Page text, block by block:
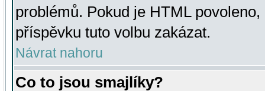
problémů. Pokud je HTML
příspěvku tuto volbu zakázat.
Návrat nahoru
Co to jsou smajlíky?